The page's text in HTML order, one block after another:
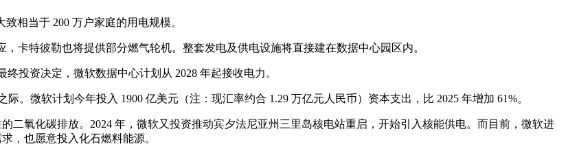
相当于 200 万户家庭的用电规模。
卡特彼勒也将提供部分燃气轮机。整套发电及供电设施将直接建在数据中心园区内。
投资决定，微软数据中心计划从 2028 年起接收电力。
。微软计划今年投入 1900 亿美元（注：现汇率约合 1.29 万亿元人民币）资本支出，比 2025 年增加 61%。
二氧化碳排放。2024 年，微软又投资推动宾夕法尼亚州三里岛核电站重启，开始引入核能供电。而目前，微软进
，也愿意投入化石燃料能源。